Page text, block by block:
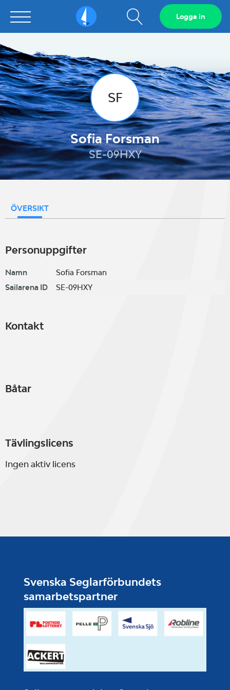
Sailarena Visa
sökfält
Logga in
SF
Sofia Forsman
SE-09HXY
ÖVERSIKT
Personuppgifter
Namn
Sofia Forsman
Sailarena ID
SE-09HXY
Kontakt
Båtar
Tävlingslicens
Ingen aktiv licens
Svenska Seglarförbundets
samarbetspartner